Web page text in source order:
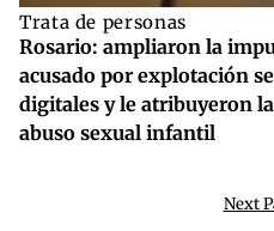
Trata de personas
Rosario: ampliaron la
acusado por explotación
digitales y le atribuyeron
abuso sexual infantil
Next